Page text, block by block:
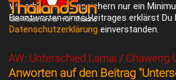
Wir erheben und speichern nur ein
Beantworten eines Beitrages erklärst Du
Datenschutzerklärung einverstanden.
AW: Unterschied Lamai / Chaweng
Anworten auf den Beitrag